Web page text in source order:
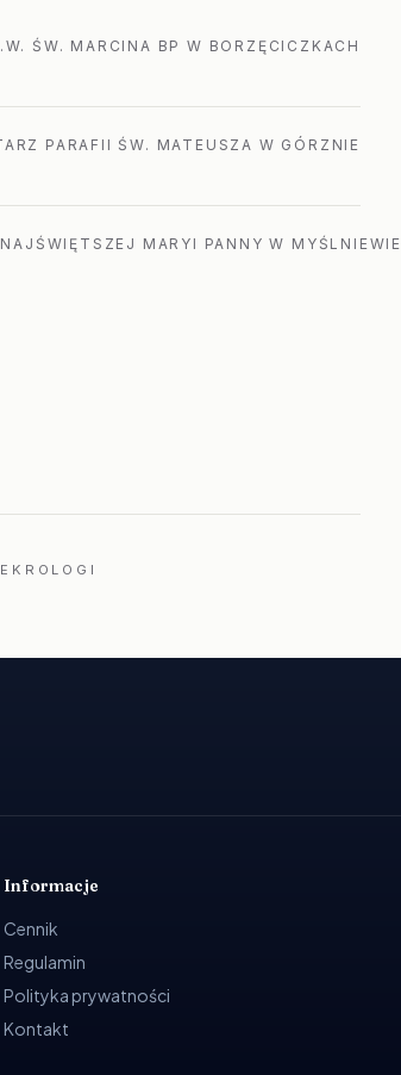
ŚW. MARCINA BP W BORZĘCICZKACH
PARAFII ŚW. MATEUSZA W GÓRZNIE
MARYI PANNY W MYŚLNIEWIE
Informacje
Cennik
Regulamin
Polityka prywatności
Kontakt